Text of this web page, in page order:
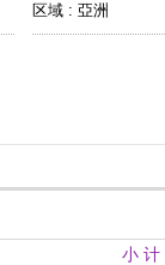
区域 : 亞洲
小 计